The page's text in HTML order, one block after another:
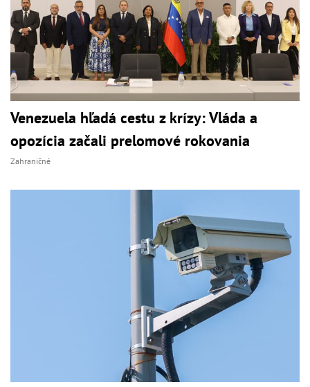
Venezuela hľadá cestu z krízy: Vláda a
opozícia začali prelomové rokovania
Zahraničné